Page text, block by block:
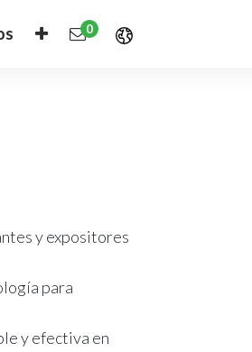
0
y expositores
para
y efectiva en